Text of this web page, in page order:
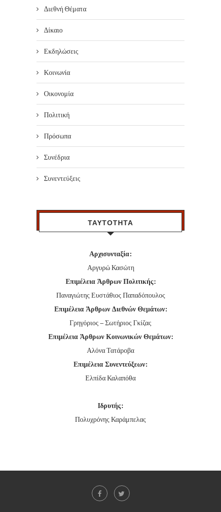
Διεθνή Θέματα
Δίκαιο
Εκδηλώσεις
Κοινωνία
Οικονομία
Πολιτική
Πρόσωπα
Συνέδρια
Συνεντεύξεις
ΤΑΥΤΟΤΗΤΑ
Αρχισυνταξία:
Αργυρώ Κασώτη
Επιμέλεια Άρθρων Πολιτικής:
Παναγιώτης Ευστάθιος Παπαδόπουλος
Επιμέλεια Άρθρων Διεθνών Θεμάτων:
Γρηγόριος – Σωτήριος Γκίζας
Επιμέλεια Άρθρων Κοινωνικών Θεμάτων:
Αλόνα Τατάροβα
Επιμέλεια Συνεντεύξεων:
Ελπίδα Καλαπόθα
Ιδρυτής:
Πολυχρόνης Καράμπελας